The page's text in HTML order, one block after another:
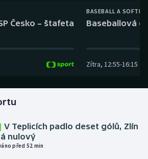
Česko – štafeta
BASEBALL A
Baseballová
Zítra, 12:55-16:15
V Teplicích padlo deset gólů, Zlín
nulový
před 52 min